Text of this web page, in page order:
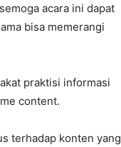
acara ini dapat
bisa memerangi
praktisi informasi
content.
terhadap konten yang